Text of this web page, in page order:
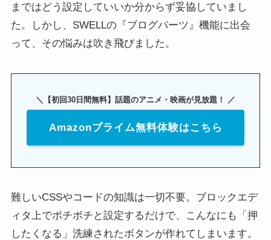
まではどう設定していいか分からず妥協していまし
た。しかし、SWELLの『ブログパーツ』機能に出会
って、その悩みは吹き飛びました。
＼【初回30日間無料】話題のアニメ・映画が見放題！ ／
Amazonプライム無料体験はこちら
難しいCSSやコードの知識は一切不要。ブロックエデ
ィタ上でポチポチと設定するだけで、こんなにも「押
したくなる」洗練されたボタンが作れてしまいます。